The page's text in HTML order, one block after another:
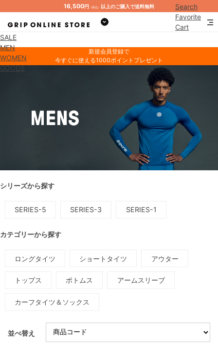
16,500円 （税込） 以上のご購入で送料無料
Search
Favorite
Cart
SALE
MEN
WOMEN
GOODS
新規会員登録で
今すぐに使える1000ポイントプレゼント
シリーズから探す
SERIES-5 SERIES-3 SERIES-1
カテゴリーから探す
ロングタイツ ショートタイツ アウター
トップス ボトムス アームスリーブ
カーフタイツ＆ソックス
並べ替え